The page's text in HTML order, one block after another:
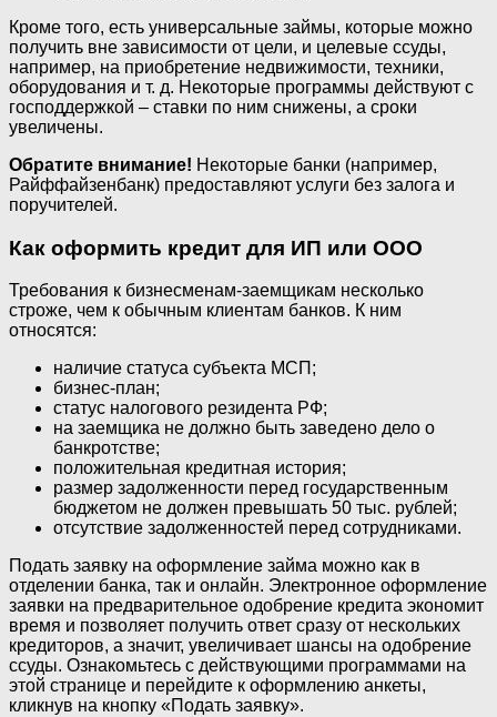
Кроме того, есть универсальные займы, которые можно
получить вне зависимости от цели, и целевые ссуды,
например, на приобретение недвижимости, техники,
оборудования и т. д. Некоторые программы действуют с
господдержкой – ставки по ним снижены, а сроки
увеличены.
Обратите внимание! Некоторые банки (например,
Райффайзенбанк) предоставляют услуги без залога и
поручителей.
Как оформить кредит для ИП или ООО
Требования к бизнесменам-заемщикам несколько
строже, чем к обычным клиентам банков. К ним
относятся:
наличие статуса субъекта МСП;
бизнес-план;
статус налогового резидента РФ;
на заемщика не должно быть заведено дело о
банкротстве;
положительная кредитная история;
размер задолженности перед государственным
бюджетом не должен превышать 50 тыс. рублей;
отсутствие задолженностей перед сотрудниками.
Подать заявку на оформление займа можно как в
отделении банка, так и онлайн. Электронное оформление
заявки на предварительное одобрение кредита экономит
время и позволяет получить ответ сразу от нескольких
кредиторов, а значит, увеличивает шансы на одобрение
ссуды. Ознакомьтесь с действующими программами на
этой странице и перейдите к оформлению анкеты,
кликнув на кнопку «Подать заявку».